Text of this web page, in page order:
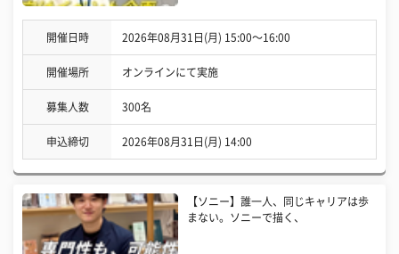
開催日時 2026年08月31日(月) 15:00〜16:00
開催場所 オンラインにて実施
募集人数 300名
申込締切 2026年08月31日(月) 14:00
【ソニー】誰一人、同じキャリアは歩
まない。ソニーで描く、